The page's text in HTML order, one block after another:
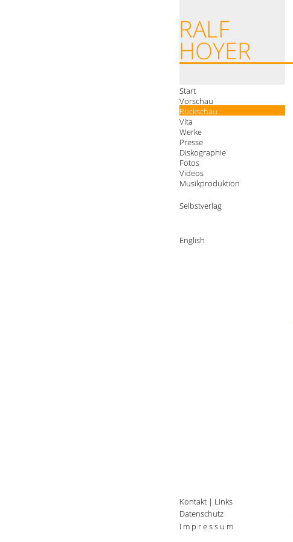
Start
Vorschau
Rückschau
Vita
Werke
Presse
Diskographie
Fotos
Videos
Musikproduktion
Selbstverlag
English
Kontakt | Links
Datenschutz
I m p r e s s u m